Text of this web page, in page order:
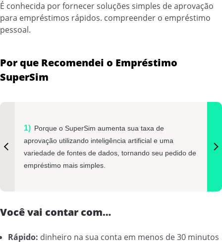
É conhecida por fornecer soluções simples de aprovação
para empréstimos rápidos. compreender o empréstimo
pessoal.
Por que Recomendei o Empréstimo
SuperSim
Porque o SuperSim aumenta sua taxa de
aprovação utilizando inteligência artificial e uma
variedade de fontes de dados, tornando seu pedido de
empréstimo mais simples.
Você vai contar com…
Rápido: dinheiro na sua conta em menos de 30 minutos